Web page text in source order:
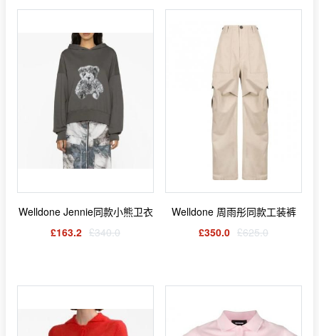
Welldone Jennie同款小熊卫衣
£163.2 £340.0
Welldone 周雨彤同款工装裤
£350.0 £625.0